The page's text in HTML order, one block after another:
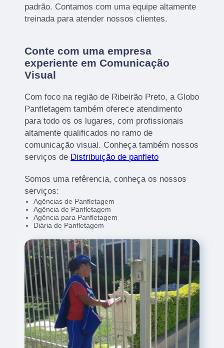
padrão. Contamos com uma equipe altamente
treinada para atender nossos clientes.
Conte com uma empresa
experiente em Comunicação
Visual
Com foco na região de Ribeirão Preto, a Globo
Panfletagem também oferece atendimento
para todo os os lugares, com profissionais
altamente qualificados no ramo de
comunicação visual. Conheça também nossos
serviços de Distribuição de panfleto
Somos uma refêrencia, conheça os nossos
serviços:
Agências de Panfletagem
Agência de Panfletagem
Agência para Panfletagem
Diária de Panfletagem